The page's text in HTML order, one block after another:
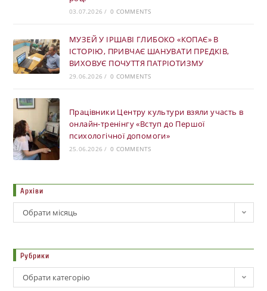
03.07.2026 / 0 COMMENTS
МУЗЕЙ У ІРШАВІ ГЛИБОКО «КОПАЄ» В
ІСТОРІЮ, ПРИВЧАЄ ШАНУВАТИ ПРЕДКІВ,
ВИХОВУЄ ПОЧУТТЯ ПАТРІОТИЗМУ
29.06.2026 / 0 COMMENTS
Працівники Центру культури взяли участь в
онлайн-тренінгу «Вступ до Першої
психологічної допомоги»
25.06.2026 / 0 COMMENTS
Архіви
Обрати місяць
Рубрики
Обрати категорію